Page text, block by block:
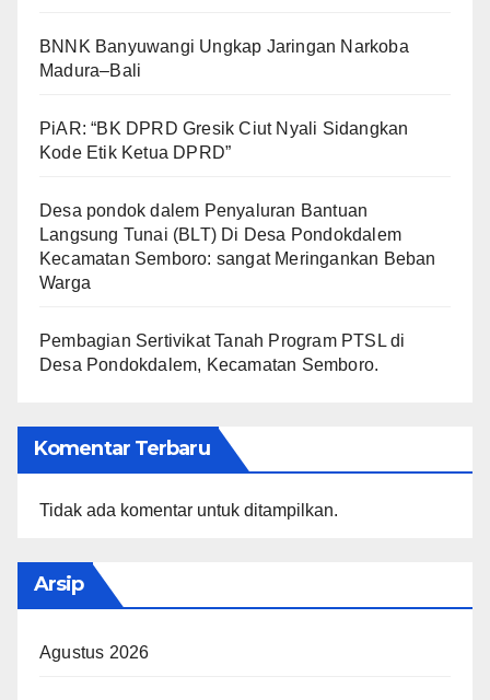
BNNK Banyuwangi Ungkap Jaringan Narkoba
Madura–Bali
PiAR: “BK DPRD Gresik Ciut Nyali Sidangkan
Kode Etik Ketua DPRD”
Desa pondok dalem Penyaluran Bantuan
Langsung Tunai (BLT) Di Desa Pondokdalem
Kecamatan Semboro: sangat Meringankan Beban
Warga
Pembagian Sertivikat Tanah Program PTSL di
Desa Pondokdalem, Kecamatan Semboro.
Komentar Terbaru
Tidak ada komentar untuk ditampilkan.
Arsip
Agustus 2026